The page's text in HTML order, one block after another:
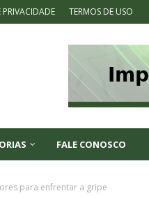
TERMOS DE USO
FALE CONOSCO
para enfrentar a gripe